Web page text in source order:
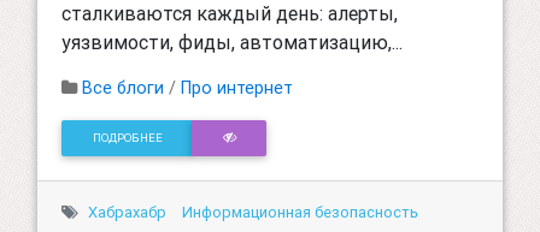
сталкиваются каждый день: алерты,
уязвимости, фиды, автоматизацию,...
Все блоги / Про интернет
ПОДРОБНЕЕ
Хабрахабр
Информационная безопасность